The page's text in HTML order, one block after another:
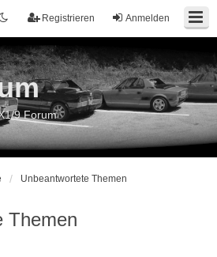
Anmelden
Registrieren
9 Forum
Unbeantwortete Themen
Themen